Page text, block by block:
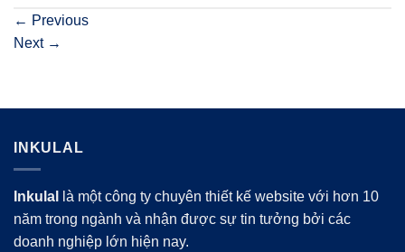
← Previous
Next →
INKULAL
Inkulal
là một công ty chuyên thiết kế website với hơn 10
năm trong ngành và nhận được sự tin tưởng bởi các
doanh nghiệp lớn hiện nay.